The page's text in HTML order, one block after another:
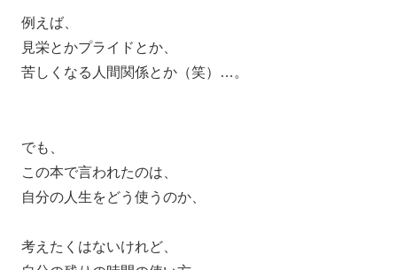
例えば、
見栄とかプライドとか、
苦しくなる人間関係とか（笑）…。
でも、
この本で言われたのは、
自分の人生をどう使うのか、
考えたくはないけれど、